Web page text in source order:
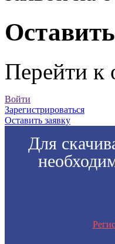
Перейти к
Войти
Зарегистрироваться
Оставить заявку
Для